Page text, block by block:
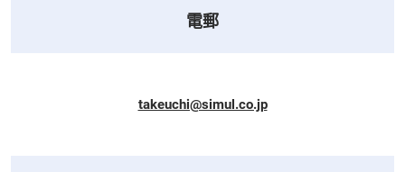
電郵
takeuchi@simul.co.jp